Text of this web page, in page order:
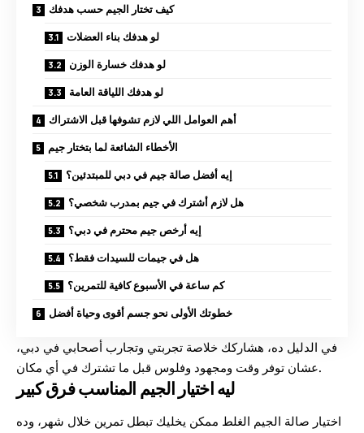
كيف تختار الجيم حسب هدفك
لو هدفك بناء العضلات
لو هدفك خسارة الوزن
لو هدفك اللياقة العامة
أهم العوامل اللي لازم تشوفها قبل الاشتراك
الأخطاء الشائعة لما بتختار جيم
إيه أفضل صالة جيم في دبي للمبتدئين؟
هل لازم أشترك في جيم بمدرب شخصي؟
إيه أرخص جيم محترم في دبي؟
هل في جيمات للسيدات فقط؟
كم ساعة في الأسبوع كافية للتمرين؟
خطوتك الأولى نحو جسم أقوى وحياة أفضل
في الدليل ده، هشاركك خلاصة تجربتي وتجارب أصحابي في دبي،
عشان توفر وقت ومجهود وفلوس قبل ما تشترك في أي مكان.
ليه اختيار الجيم المناسب فرق كبير
اختيار صالة الجيم الغلط ممكن يخليك تبطل تمرين خلال شهر، وده